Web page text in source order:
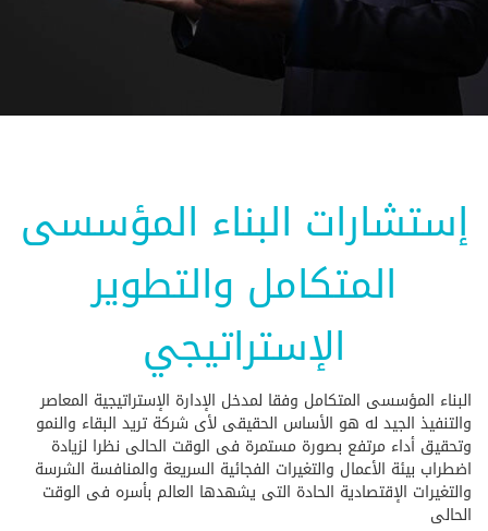
إستشارات البناء المؤسسى
المتكامل والتطوير
الإستراتيجي
البناء المؤسسى المتكامل وفقا لمدخل الإدارة الإستراتيجية المعاصر
والتنفيذ الجيد له هو الأساس الحقيقى لأى شركة تريد البقاء والنمو
وتحقيق أداء مرتفع بصورة مستمرة فى الوقت الحالى نظرا لزيادة
اضطراب بيئة الأعمال والتغيرات الفجائية السريعة والمنافسة الشرسة
والتغيرات الإقتصادية الحادة التى يشهدها العالم بأسره فى الوقت
الحالى